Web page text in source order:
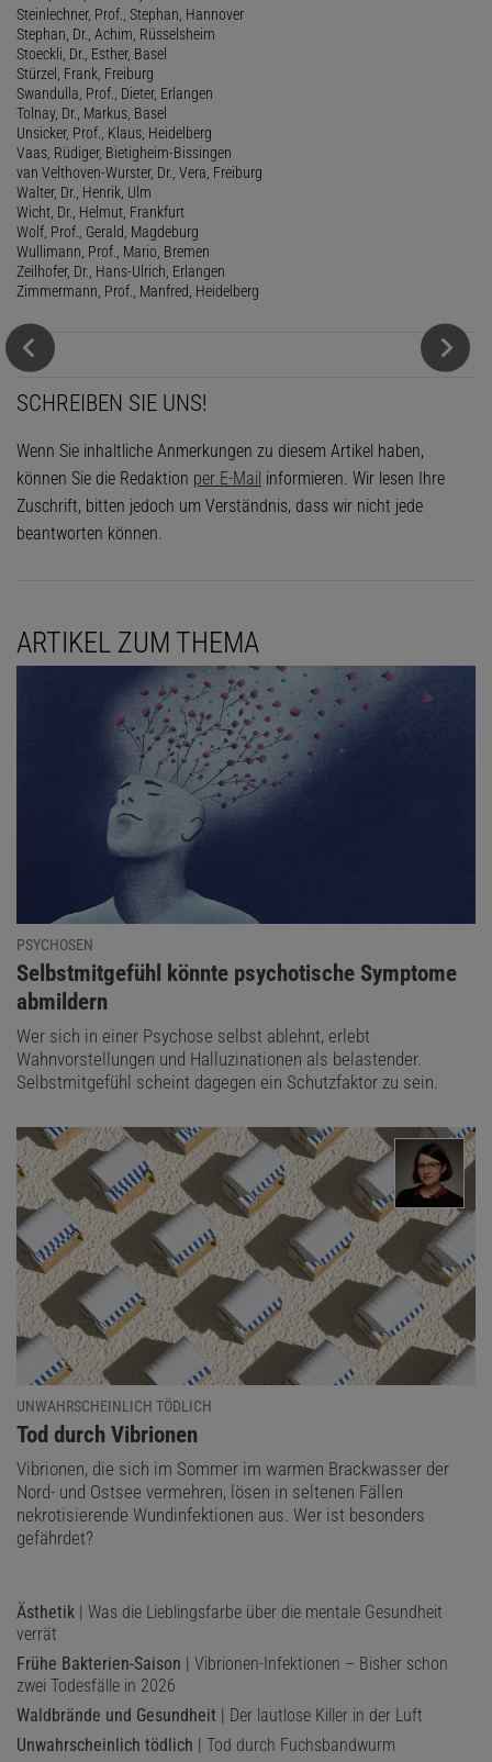
Steinlechner, Prof., Stephan, Hannover
Stephan, Dr., Achim, Rüsselsheim
Stoeckli, Dr., Esther, Basel
Stürzel, Frank, Freiburg
Swandulla, Prof., Dieter, Erlangen
Tolnay, Dr., Markus, Basel
Unsicker, Prof., Klaus, Heidelberg
Vaas, Rüdiger, Bietigheim-Bissingen
van Velthoven-Wurster, Dr., Vera, Freiburg
Walter, Dr., Henrik, Ulm
Wicht, Dr., Helmut, Frankfurt
Wolf, Prof., Gerald, Magdeburg
Wullimann, Prof., Mario, Bremen
Zeilhofer, Dr., Hans-Ulrich, Erlangen
Zimmermann, Prof., Manfred, Heidelberg
SCHREIBEN SIE UNS!
Wenn Sie inhaltliche Anmerkungen zu diesem Artikel haben,
können Sie die Redaktion per E-Mail informieren. Wir lesen Ihre
Zuschrift, bitten jedoch um Verständnis, dass wir nicht jede
beantworten können.
ARTIKEL ZUM THEMA
PSYCHOSEN
:
Selbstmitgefühl könnte psychotische Symptome
abmildern
Wer sich in einer Psychose selbst ablehnt, erlebt
Wahnvorstellungen und Halluzinationen als belastender.
Selbstmitgefühl scheint dagegen ein Schutzfaktor zu sein.
UNWAHRSCHEINLICH TÖDLICH
:
Tod durch Vibrionen
Vibrionen, die sich im Sommer im warmen Brackwasser der
Nord- und Ostsee vermehren, lösen in seltenen Fällen
nekrotisierende Wundinfektionen aus. Wer ist besonders
gefährdet?
Ästhetik | Was die Lieblingsfarbe über die mentale Gesundheit
verrät
Frühe Bakterien-Saison | Vibrionen-Infektionen – Bisher schon
zwei Todesfälle in 2026
Waldbrände und Gesundheit | Der lautlose Killer in der Luft
Unwahrscheinlich tödlich | Tod durch Fuchsbandwurm